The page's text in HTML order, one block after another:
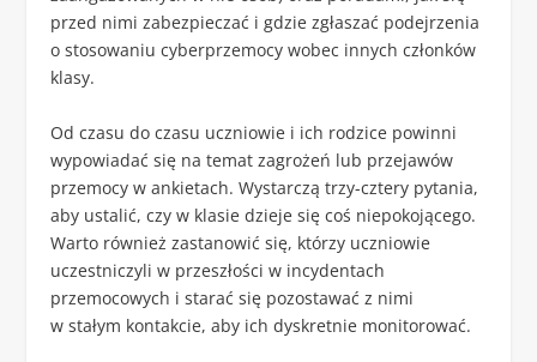
przed nimi zabezpieczać i gdzie zgłaszać podejrzenia
o stosowaniu cyberprzemocy wobec innych członków
klasy.
Od czasu do czasu uczniowie i ich rodzice powinni
wypowiadać się na temat zagrożeń lub przejawów
przemocy w ankietach. Wystarczą trzy-cztery pytania,
aby ustalić, czy w klasie dzieje się coś niepokojącego.
Warto również zastanowić się, którzy uczniowie
uczestniczyli w przeszłości w incydentach
przemocowych i starać się pozostawać z nimi
w stałym kontakcie, aby ich dyskretnie monitorować.